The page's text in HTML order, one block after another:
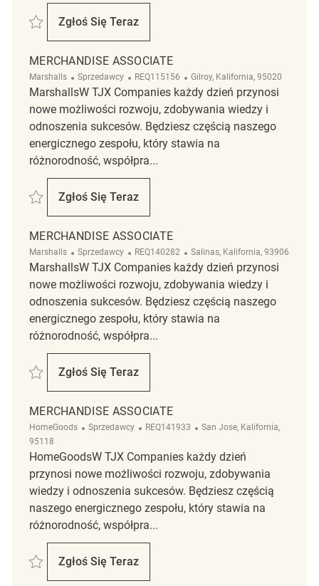
Zapisać Merchandise Associate REQ114769
Zgłoś Się Teraz
Merchandise Associate
MERCHANDISE ASSOCIATE
Marshalls Kategoria
Sprzedawcy ReqId
REQ115156 Lokalizacja
Gilroy, Kalifornia, 95020
MarshallsW TJX Companies każdy dzień przynosi
nowe możliwości rozwoju, zdobywania wiedzy i
odnoszenia sukcesów. Będziesz częścią naszego
energicznego zespołu, który stawia na
różnorodność, współpra...
Zapisać Merchandise Associate REQ115156
Zgłoś Się Teraz
Merchandise Associate
MERCHANDISE ASSOCIATE
Marshalls Kategoria
Sprzedawcy ReqId
REQ140282 Lokalizacja
Salinas, Kalifornia, 93906
MarshallsW TJX Companies każdy dzień przynosi
nowe możliwości rozwoju, zdobywania wiedzy i
odnoszenia sukcesów. Będziesz częścią naszego
energicznego zespołu, który stawia na
różnorodność, współpra...
Zapisać Merchandise Associate REQ140282
Zgłoś Się Teraz
Merchandise Associate
MERCHANDISE ASSOCIATE
HomeGoods Kategoria
Sprzedawcy ReqId
REQ141933 Lokalizacja
San Jose, Kalifornia,
95118
HomeGoodsW TJX Companies każdy dzień
przynosi nowe możliwości rozwoju, zdobywania
wiedzy i odnoszenia sukcesów. Będziesz częścią
naszego energicznego zespołu, który stawia na
różnorodność, współpra...
Zapisać Merchandise Associate REQ141933
Zgłoś Się Teraz
Merchandise Associate